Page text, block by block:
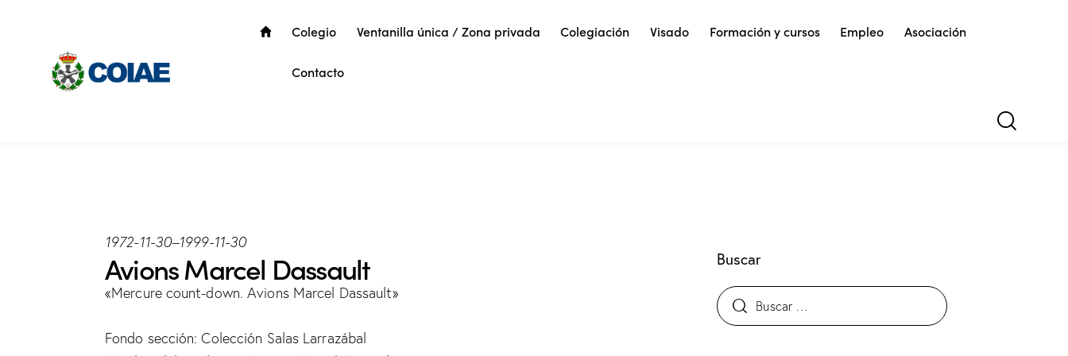
Colegio Ventanilla única / Zona privada Colegiación Visado Formación y cursos Empleo Asociación
Contacto
1972-11-30–1999-11-30
Avions Marcel Dassault
«Mercure count-down. Avions Marcel Dassault»
Fondo sección: Colección Salas Larrazábal
Buscar